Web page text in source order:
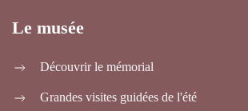
Le musée
Découvrir le mémorial
Grandes visites guidées de l'été